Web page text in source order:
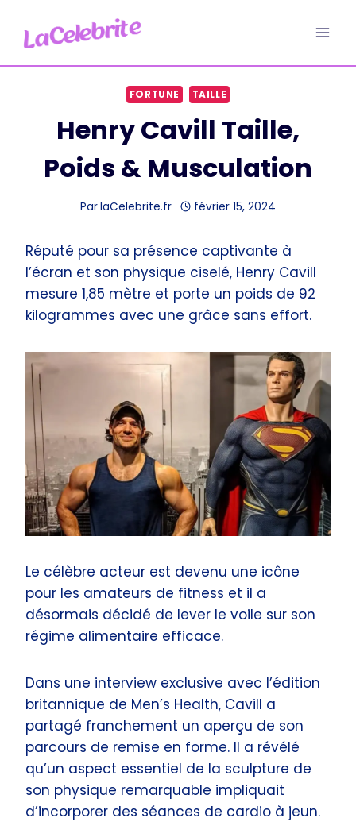
contenu
FORTUNE TAILLE
Henry Cavill Taille,
Poids & Musculation
ParlaCelebrite.fr février 15, 2024
Réputé pour sa présence captivante à
l’écran et son physique ciselé, Henry Cavill
mesure 1,85 mètre et porte un poids de 92
kilogrammes avec une grâce sans effort.
Le célèbre acteur est devenu une icône
pour les amateurs de fitness et il a
désormais décidé de lever le voile sur son
régime alimentaire efficace.
Dans une interview exclusive avec l’édition
britannique de Men’s Health, Cavill a
partagé franchement un aperçu de son
parcours de remise en forme. Il a révélé
qu’un aspect essentiel de la sculpture de
son physique remarquable impliquait
d’incorporer des séances de cardio à jeun.